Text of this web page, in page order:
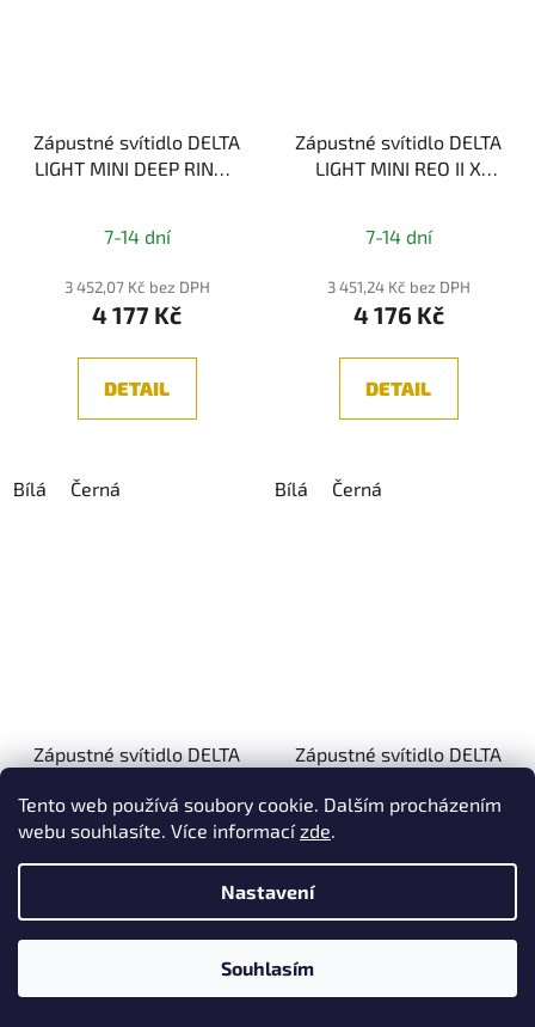
Tento web používá soubory cookie. Dalším procházením
webu souhlasíte. Více informacízde.
Nastavení
Souhlasím
Zápustné svítidlo DELTA
LIGHT MINI DEEP RINGO
hodnocení
produktu
je
7-14 dní
3 452,07 Kč bez DPH
4 177 Kč
DETAIL
Bílá Černá
Zápustné svítidlo DELTA
LIGHT MINI REO II X
hodnocení
produktu
je
7-14 dní
3 451,24 Kč bez DPH
4 176 Kč
DETAIL
Bílá Černá
Zápustné svítidlo DELTA
93037 3000K, IP65
4 176 Kč
DETAIL
Zápustné svítidlo DELTA
92733 S1 2700K 33°,
od 3 484,30 Kč bez DPH
od4 216 Kč
DETAIL